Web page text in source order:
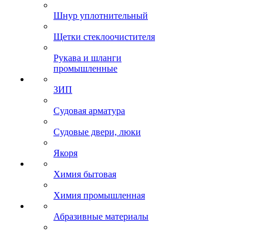
Шнур уплотнительный
Щетки стеклоочистителя
Рукава и шланги
промышленные
ЗИП
Судовая арматура
Судовые двери, люки
Якоря
Химия бытовая
Химия промышленная
Абразивные материалы